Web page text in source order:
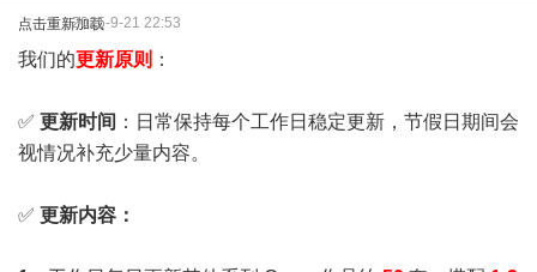
点击重新加载2025-9-21 22:53
我们的更新原则 ：
✅ 更新时间 ：日常保持每个工作日稳定更新，节假日期间会
视情况补充少量内容。
✅ 更新内容：